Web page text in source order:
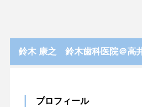
鈴木 康之 鈴木歯科医院＠高井
プロフィール